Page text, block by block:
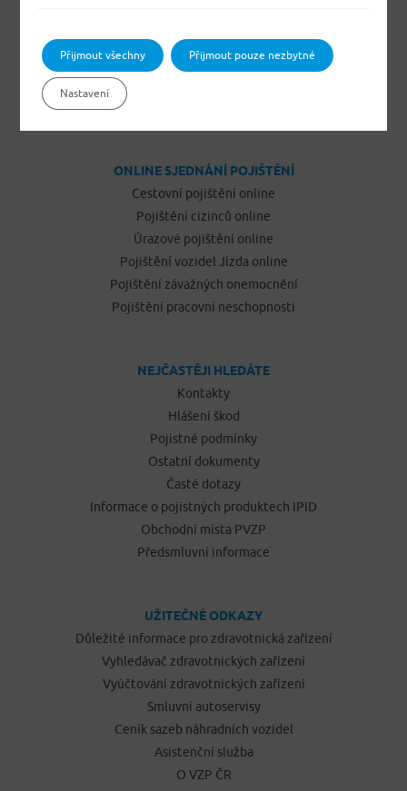
Pojištění budov a ostatních staveb
Pojištění odpovědnosti občanů
ONLINE SJEDNÁNÍ POJIŠTĚNÍ
Cestovní pojištění online
Pojištění cizinců online
Úrazové pojištění online
Pojištění vozidel Jízda online
Pojištění závažných onemocnění
Pojištění pracovní neschopnosti
NEJČASTĚJI HLEDÁTE
Kontakty
Hlášení škod
Pojistné podmínky
Ostatní dokumenty
Časté dotazy
Informace o pojistných produktech IPID
Obchodní místa PVZP
Předsmluvní informace
UŽITEČNÉ ODKAZY
Důležité informace pro zdravotnická zařízení
Vyhledávač zdravotnických zařízení
Vyúčtování zdravotnických zařízení
Smluvní autoservisy
Ceník sazeb náhradních vozidel
Asistenční služba
O VZP ČR
Přijmout všechny Přijmout pouze nezbytné
Nastavení